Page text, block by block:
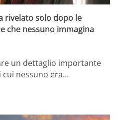
rivelato solo dopo le
che nessuno immagina
un dettaglio importante
cui nessuno era…